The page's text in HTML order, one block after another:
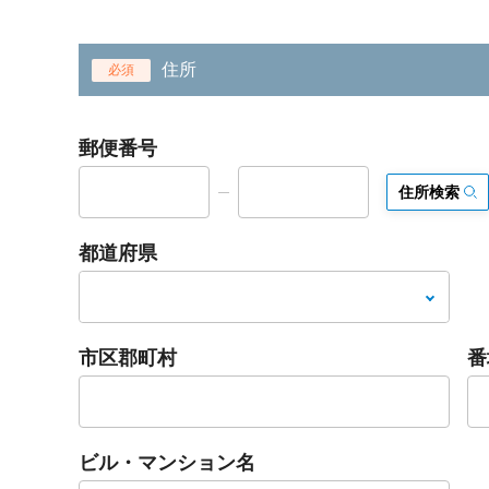
必須 住所
郵便番号
住所検索
都道府県
市区郡町村
ビル・マンション名